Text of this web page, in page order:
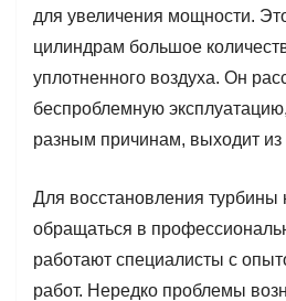
для увеличения мощности.
цилиндрам большое
уплотненного воздуха. Он
беспроблемную
разным причинам, выходит из
Для восстановления турбины
обращаться в
работают специалисты с
работ. Нередко проблемы